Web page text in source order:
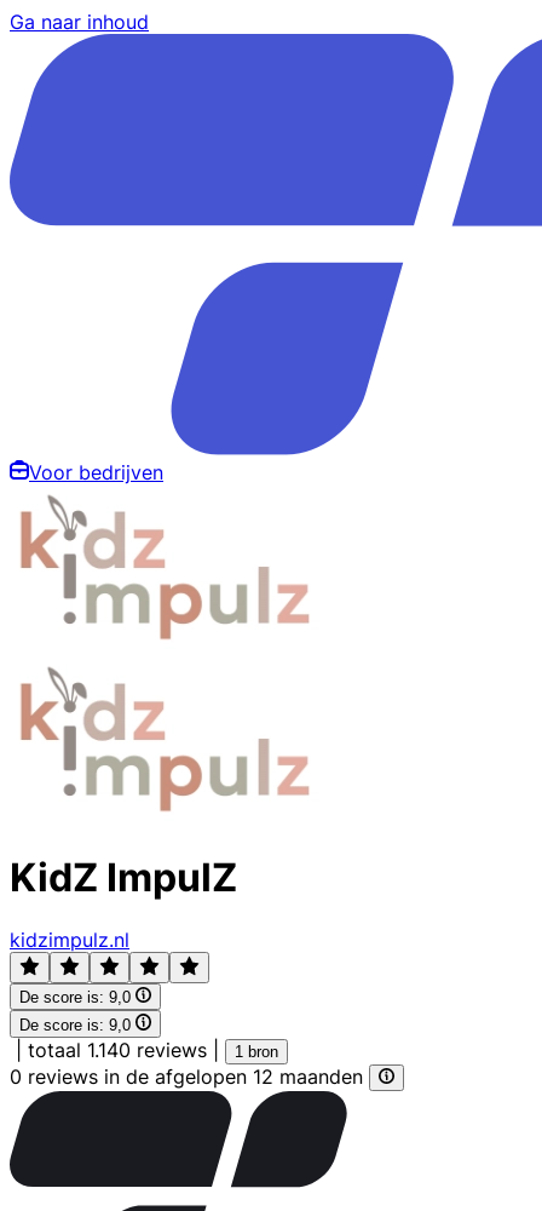
Ga naar inhoud
Voor bedrijven
KidZ ImpulZ
kidzimpulz.nl
De score is: 9,0
De score is: 9,0
totaal 1.140 reviews 1 bron
0 reviews in de afgelopen 12 maanden